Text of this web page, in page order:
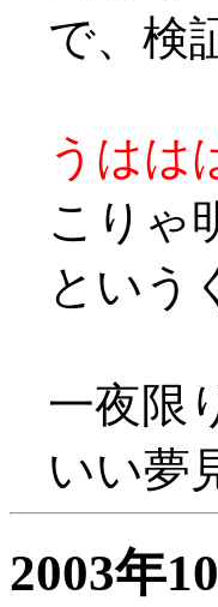
で、検
うはは
こりゃ
という
一夜限
いい夢
2003年